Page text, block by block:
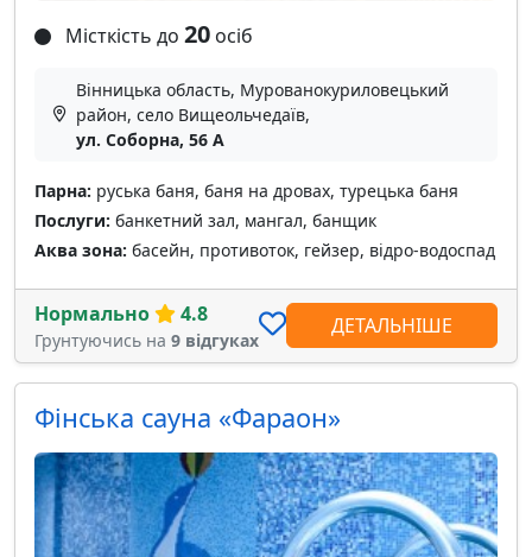
Місткість до 20 осіб
Вінницька область, Мурованокуриловецький
район, село Вищеольчедаїв,
ул. Соборна, 56 A
Парна: руська баня, баня на дровах, турецька баня
Послуги: банкетний зал, мангал, банщик
Аква зона: басейн, противоток, гейзер, відро-водоспад
Нормально 4.8
Грунтуючись на 9 відгуках
ДЕТАЛЬНІШЕ
Фінська сауна «Фараон»